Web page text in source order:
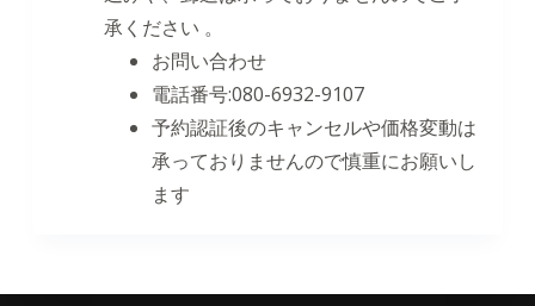
承ください 。
お問い合わせ
電話番号:080-6932-9107
予約認証後のキャンセルや価格変動は
承っておりませんので慎重にお願いし
ます